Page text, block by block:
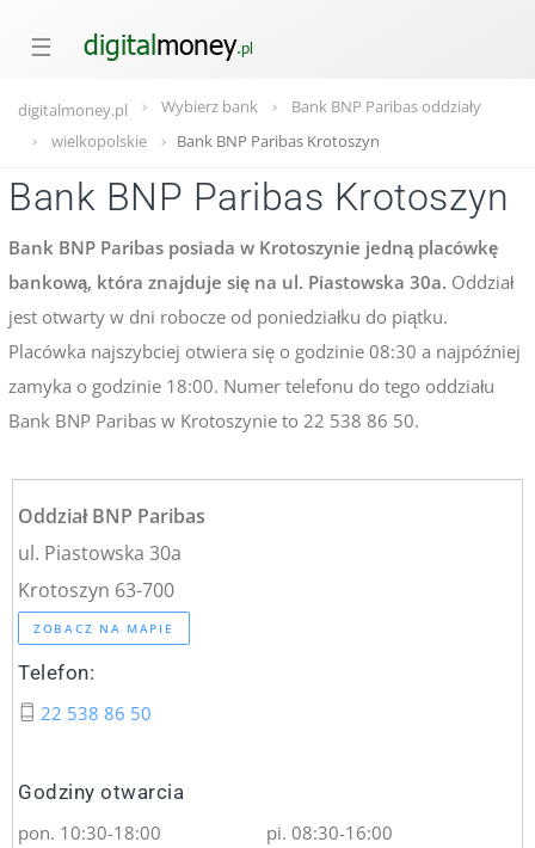
☰
digitalmoney.pl Wybierz bank
Bank BNP Paribas oddziały
wielkopolskie
Bank BNP Paribas Krotoszyn
Bank BNP Paribas Krotoszyn
Bank BNP Paribas posiada w Krotoszynie jedną placówkę
bankową, która znajduje się na ul. Piastowska 30a. Oddział
jest otwarty w dni robocze od poniedziałku do piątku.
Placówka najszybciej otwiera się o godzinie 08:30 a najpóźniej
zamyka o godzinie 18:00. Numer telefonu do tego oddziału
Bank BNP Paribas w Krotoszynie to 22 538 86 50.
Oddział BNP Paribas
ul. Piastowska 30a
Krotoszyn 63-700
ZOBACZ NA MAPIE
Telefon:
22 538 86 50
Godziny otwarcia
pon. 10:30-18:00
pi. 08:30-16:00